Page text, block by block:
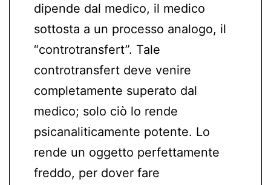
dipende dal medico, il medico
sottosta a un processo analogo, il
“controtransfert”. Tale
controtransfert deve venire
completamente superato dal
medico; solo ciò lo rende
psicanaliticamente potente. Lo
rende un oggetto perfettamente
freddo, per dover fare